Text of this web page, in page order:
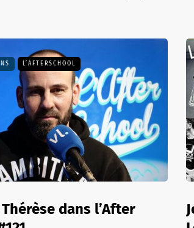
L’AFTERSCHOOL
dans l’After